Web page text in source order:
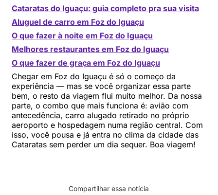
Cataratas do Iguaçu: guia completo pra sua visita
Aluguel de carro em Foz do Iguaçu
O que fazer à noite em Foz do Iguaçu
Melhores restaurantes em Foz do Iguaçu
O que fazer de graça em Foz do Iguaçu
Chegar em Foz do Iguaçu é só o começo da
experiência — mas se você organizar essa parte
bem, o resto da viagem flui muito melhor. Da nossa
parte, o combo que mais funciona é: avião com
antecedência, carro alugado retirado no próprio
aeroporto e hospedagem numa região central. Com
isso, você pousa e já entra no clima da cidade das
Cataratas sem perder um dia sequer. Boa viagem!
Compartilhar essa notícia